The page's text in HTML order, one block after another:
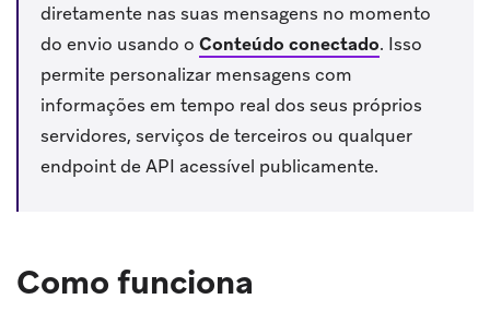
diretamente nas suas mensagens no momento
do envio usando o Conteúdo conectado. Isso
permite personalizar mensagens com
informações em tempo real dos seus próprios
servidores, serviços de terceiros ou qualquer
endpoint de API acessível publicamente.
Como funciona